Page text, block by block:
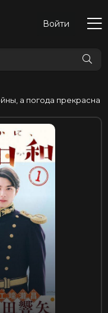
Войти
а погода прекрасна